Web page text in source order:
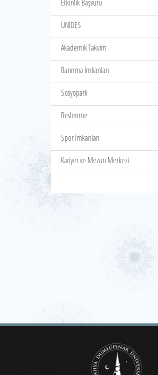
Etkinlik Başvuru
ÜNİDES
Akademik Takvim
Barınma İmkanları
Sosyopark
Beslenme
Spor İmkanları
Kariyer ve Mezun Merkezi